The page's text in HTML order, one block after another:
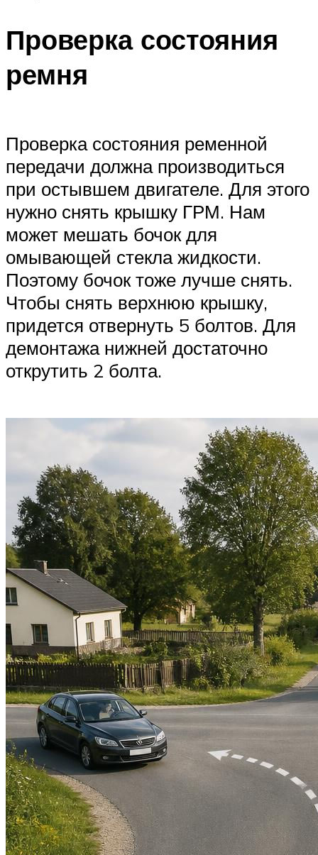
Проверка состояния
ремня
Проверка состояния ременной
передачи должна производиться
при остывшем двигателе. Для этого
нужно снять крышку ГРМ. Нам
может мешать бочок для
омывающей стекла жидкости.
Поэтому бочок тоже лучше снять.
Чтобы снять верхнюю крышку,
придется отвернуть 5 болтов. Для
демонтажа нижней достаточно
открутить 2 болта.